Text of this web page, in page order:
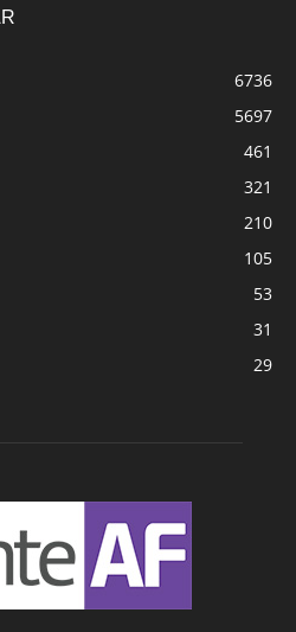
6736
5697
461
321
210
105
53
31
29